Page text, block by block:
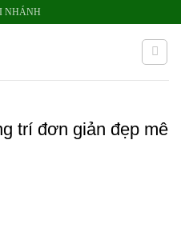
NHÁNH
trí đơn giản đẹp mê